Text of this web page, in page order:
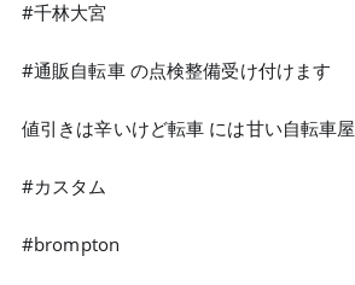
#千林大宮
#通販自転車 の点検整備受け付けます
値引きは辛いけど転車 には甘い自転車屋
#カスタム
#brompton